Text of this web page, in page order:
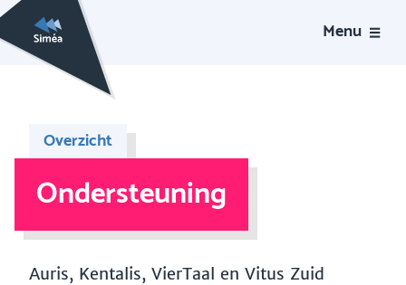
Menu
Overzicht
Ondersteuning
Auris, Kentalis, VierTaal en Vitus Zuid